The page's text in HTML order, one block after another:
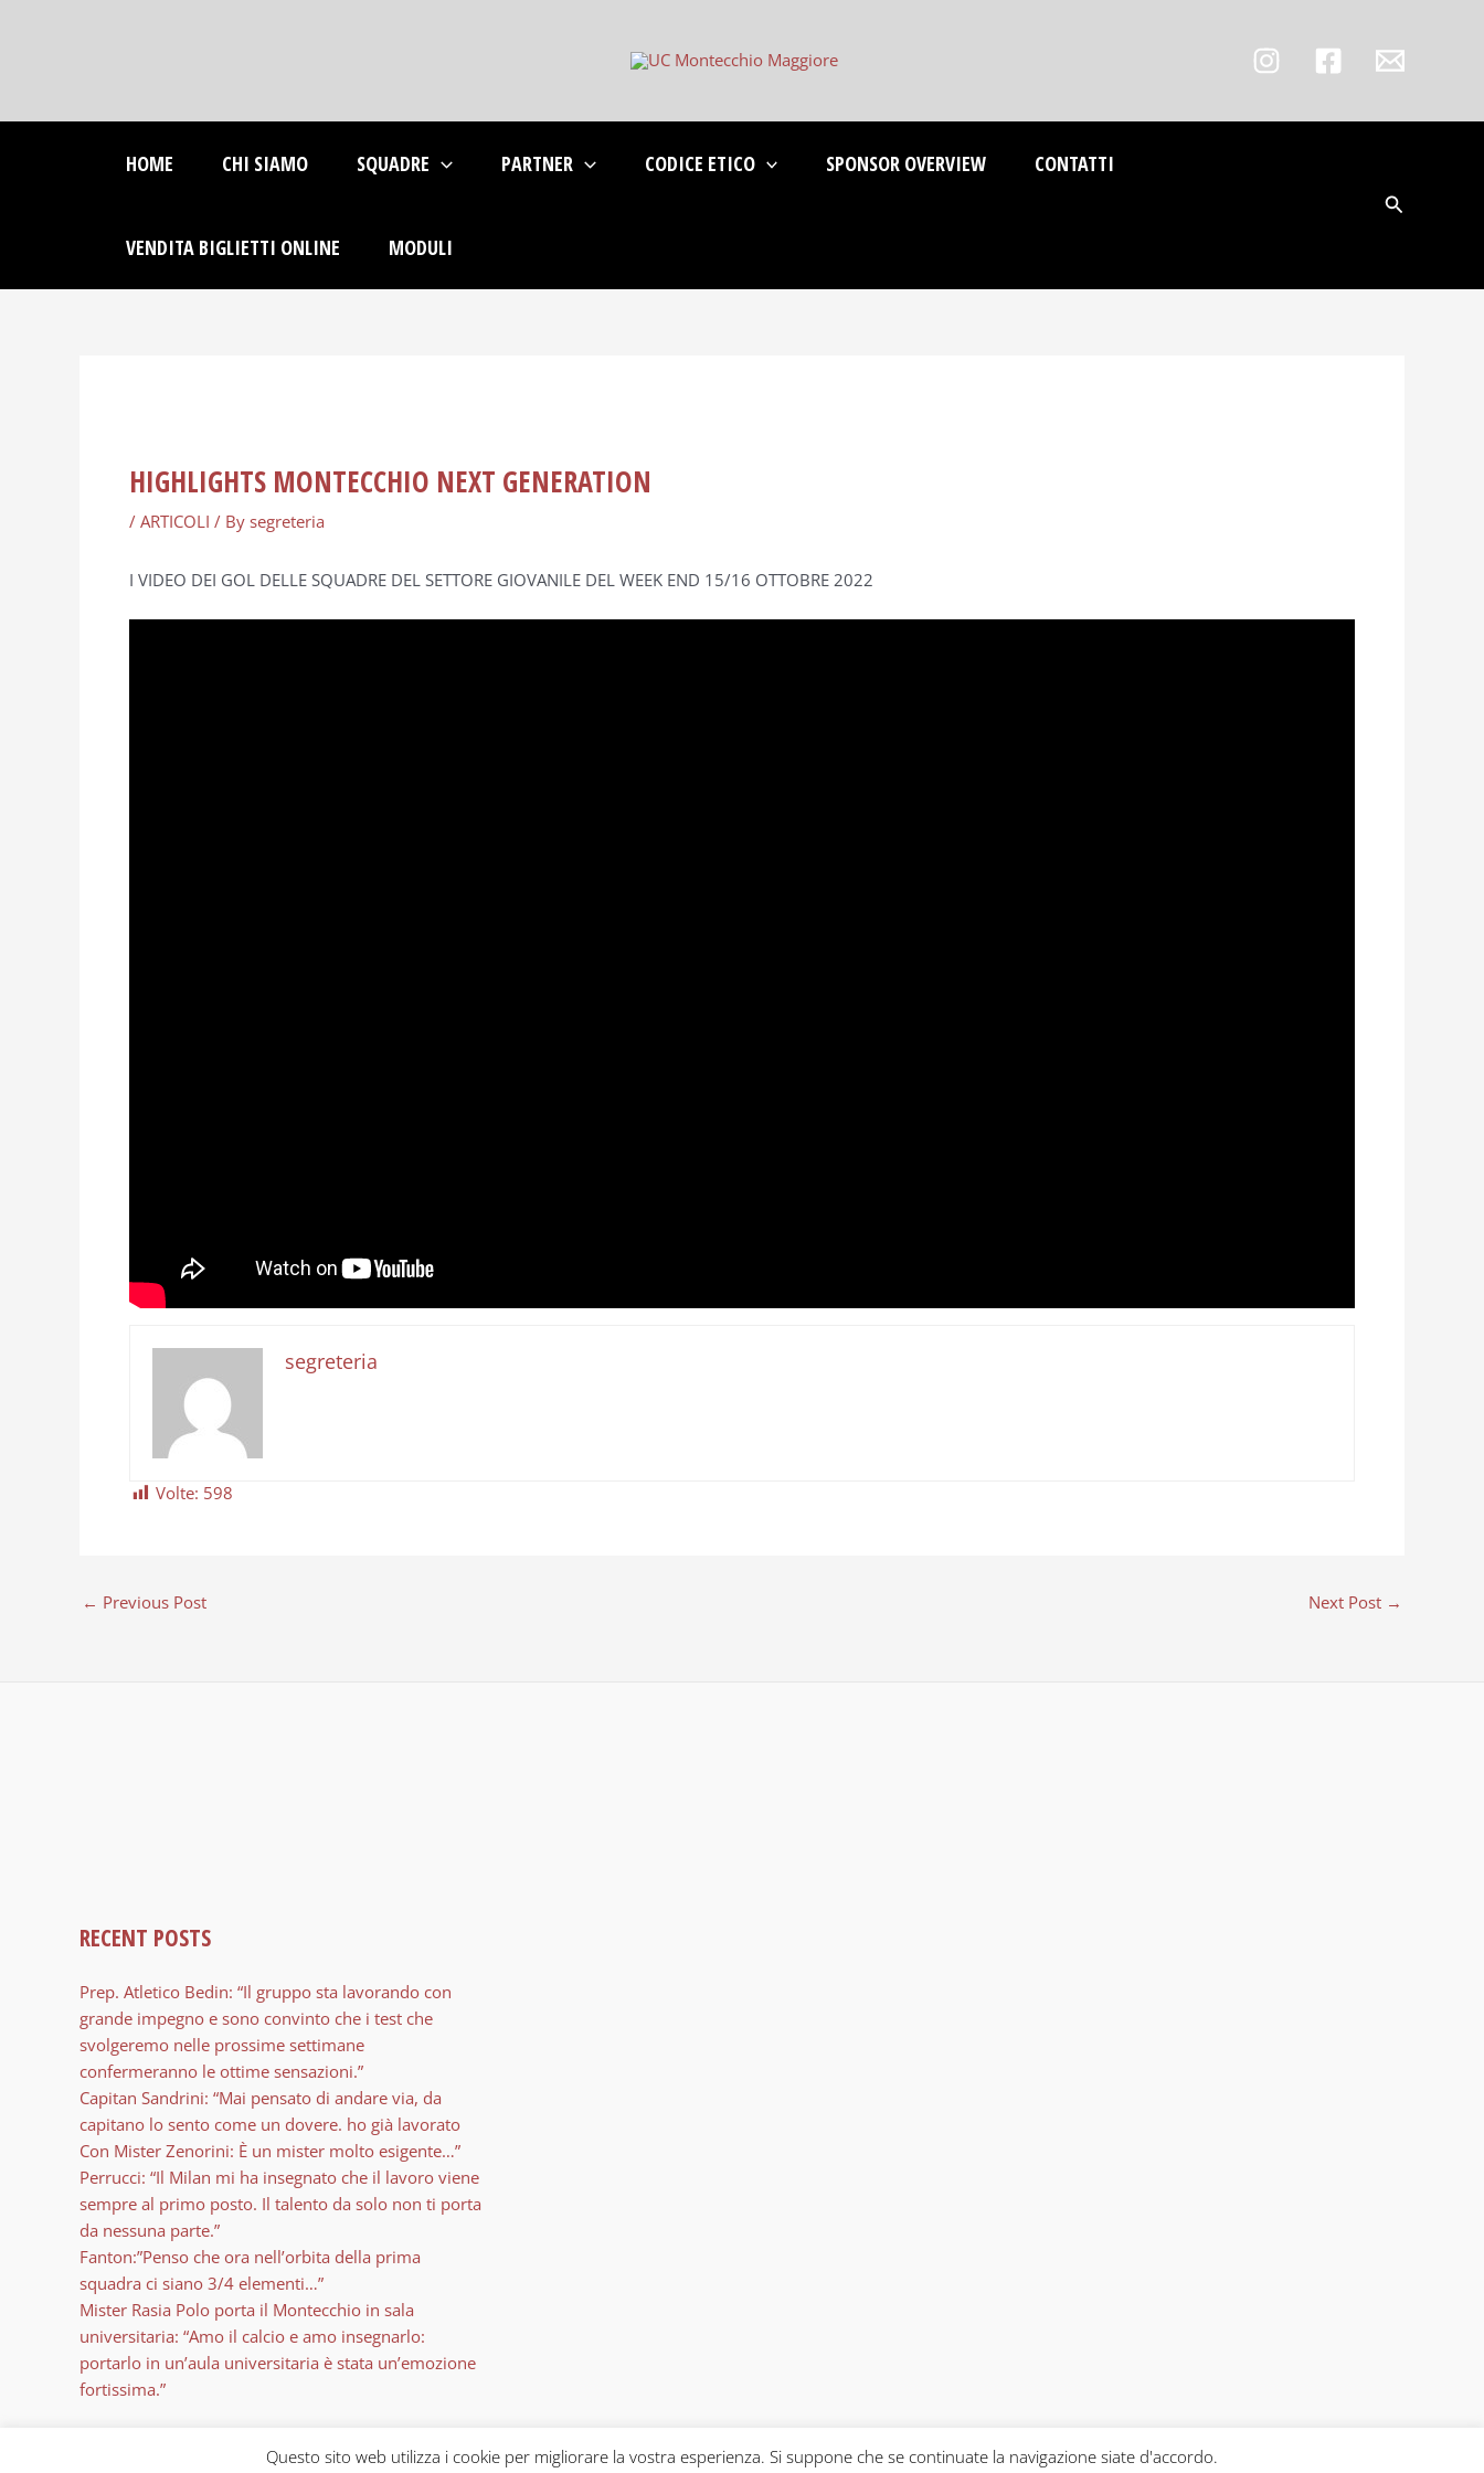
HOME CHI SIAMO SQUADRE PARTNER CODICE ETICO SPONSOR OVERVIEW CONTATTI
VENDITA BIGLIETTI ONLINE MODULI
HIGHLIGHTS MONTECCHIO NEXT GENERATION
/ ARTICOLI / By segreteria
I VIDEO DEI GOL DELLE SQUADRE DEL SETTORE GIOVANILE DEL WEEK END 15/16 OTTOBRE 2022
segreteria
Volte: 598
← Previous Post Next Post →
RECENT POSTS
Prep. Atletico Bedin: “Il gruppo sta lavorando con
grande impegno e sono convinto che i test che
svolgeremo nelle prossime settimane
confermeranno le ottime sensazioni.”
Capitan Sandrini: “Mai pensato di andare via, da
capitano lo sento come un dovere. ho già lavorato
Con Mister Zenorini: È un mister molto esigente…”
Perrucci: “Il Milan mi ha insegnato che il lavoro viene
sempre al primo posto. Il talento da solo non ti porta
da nessuna parte.”
Fanton:”Penso che ora nell’orbita della prima
squadra ci siano 3/4 elementi…”
Mister Rasia Polo porta il Montecchio in sala
universitaria: “Amo il calcio e amo insegnarlo:
portarlo in un’aula universitaria è stata un’emozione
fortissima.”
Questo sito web utilizza i cookie per migliorare la vostra esperienza. Si suppone che se continuate la navigazione siate d'accordo.